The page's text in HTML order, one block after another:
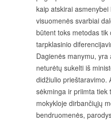
kaip atskirai asmenybei
visuomenės svarbiai
būtent toks metodas tik
tarpklasinio
Dagienės manymu,
neturėtų sukelti iš
didžiulio prieštaravimo.
sėkminga ir priimta tiek
mokykloje dirbančiųjų
bendruomenės,